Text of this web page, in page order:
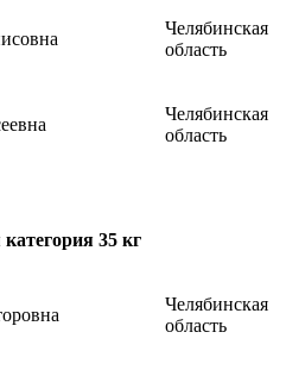
Челябинская
область
Челябинская
область
35 кг
Челябинская
область